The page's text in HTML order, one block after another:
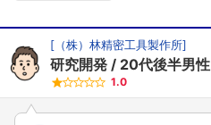
[ （株）林精密工具製作所]
研究開発 20代後半男性
1.0